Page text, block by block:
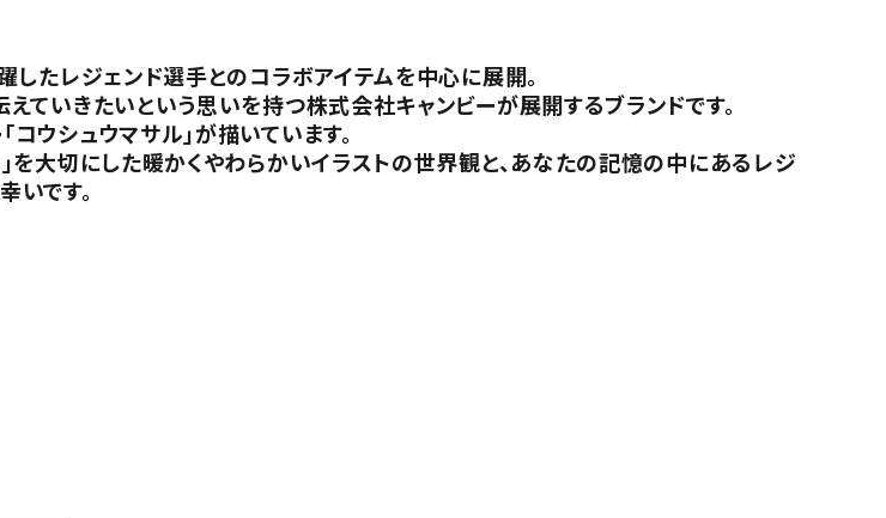
したレジェンド選手とのコラボアイテムを中心に展開。
ていきたいという思いを持つ株式会社キャンビーが展開するブランドです。
ウシュウマサル」が描いています。
を大切にした暖かくやわらかいイラストの世界観と、あなたの記憶の中にあるレジ
です。